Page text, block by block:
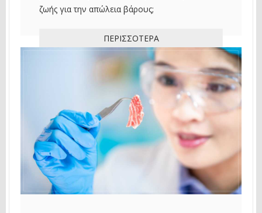
ζωής για την απώλεια βάρους;
ΠΕΡΙΣΣΌΤΕΡΑ